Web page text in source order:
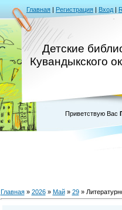
Главная | Регистрация | Вход |
Детские
Кувандыкского
Приветствую Вас
Главная» 2026 » Май » 29»